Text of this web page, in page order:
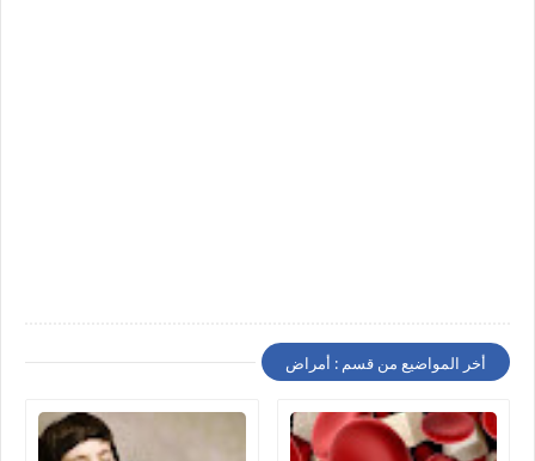
أخر المواضيع من قسم : أمراض